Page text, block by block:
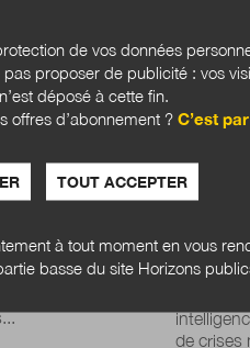
vraiment les
cœur de la
Le
à l’ère
Entre
actions
de crises
de vos données
proposer de publicité : vos
déposé à cette fin.
offres d’abonnement ? C’est
TOUT ACCEPTER
à tout moment en vous
basse du site Horizons